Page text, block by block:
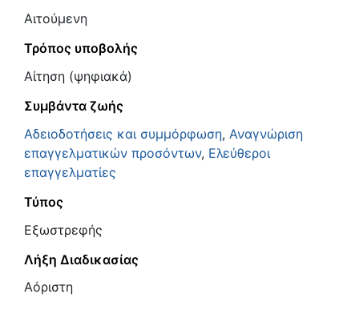
Αιτούμενη
Τρόπος υποβολής
Αίτηση (ψηφιακά)
Συμβάντα ζωής
Αδειοδοτήσεις και συμμόρφωση, Αναγνώριση
επαγγελματικών προσόντων, Ελεύθεροι
επαγγελματίες
Τύπος
Εξωστρεφής
Λήξη Διαδικασίας
Αόριστη